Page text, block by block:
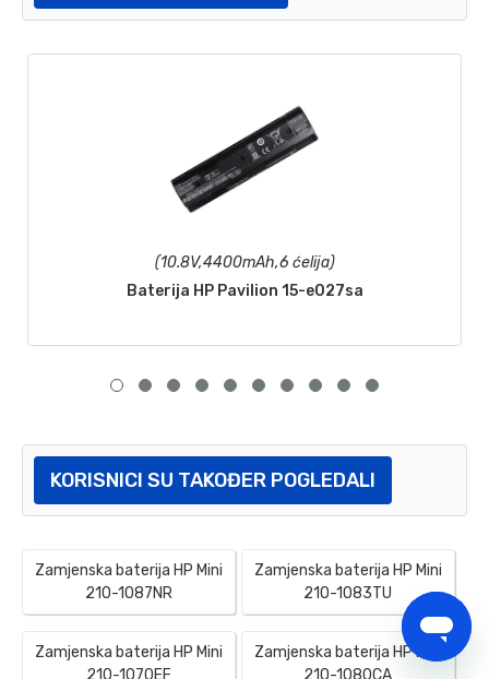
(10.8V,4400mAh,6 ćelija)
Baterija HP Pavilion 15-e027sa
KORISNICI SU TAKOĐER POGLEDALI
Zamjenska baterija HP Mini
210-1087NR
Zamjenska baterija HP Mini
210-1083TU
Zamjenska baterija HP Mini
Zamjenska baterija HP Mini